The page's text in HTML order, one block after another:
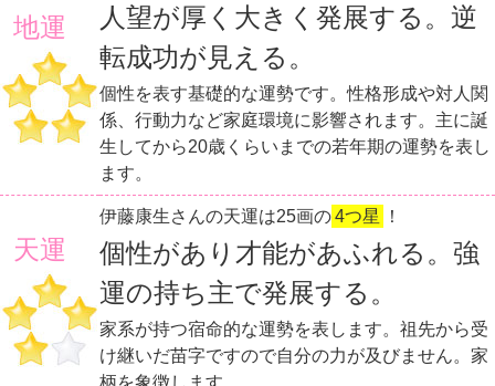
地運
人望が厚く大きく発展する。逆
転成功が見える。
個性を表す基礎的な運勢です。性格形成や対人関
係、行動力など家庭環境に影響されます。主に誕
生してから20歳くらいまでの若年期の運勢を表し
ます。
天運
伊藤康生さんの天運は25画の4つ星 ！
個性があり才能があふれる。強
運の持ち主で発展する。
家系が持つ宿命的な運勢を表します。祖先から受
け継いだ苗字ですので自分の力が及びません。家
柄を象徴します。